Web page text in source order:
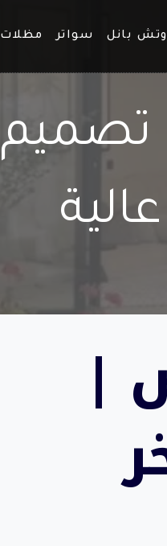
بانل سواتر مظلات
تصميم
|